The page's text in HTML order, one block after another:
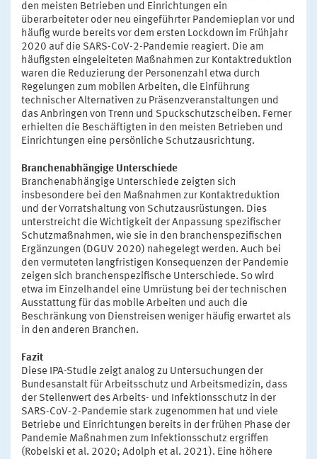
den meisten Betrieben und Einrichtungen ein
überarbeiteter oder neu eingeführter Pandemieplan vor und
häufig wurde bereits vor dem ersten Lockdown im Frühjahr
2020 auf die SARS-CoV-2-Pandemie reagiert. Die am
häufigsten eingeleiteten Maßnahmen zur Kontaktreduktion
waren die Reduzierung der Personenzahl etwa durch
Regelungen zum mobilen Arbeiten, die Einführung
technischer Alternativen zu Präsenzveranstaltungen und
das Anbringen von Trenn und Spuckschutzscheiben. Ferner
erhielten die Beschäftigten in den meisten Betrieben und
Einrichtungen eine persönliche Schutzausrichtung.
Branchenabhängige Unterschiede
Branchenabhängige Unterschiede zeigten sich
insbesondere bei den Maßnahmen zur Kontaktreduktion
und der Vorratshaltung von Schutzausrüstungen. Dies
unterstreicht die Wichtigkeit der Anpassung spezifischer
Schutzmaßnahmen, wie sie in den branchenspezifischen
Ergänzungen (DGUV 2020) nahegelegt werden. Auch bei
den vermuteten langfristigen Konsequenzen der Pandemie
zeigen sich branchenspezifische Unterschiede. So wird
etwa im Einzelhandel eine Umrüstung bei der technischen
Ausstattung für das mobile Arbeiten und auch die
Beschränkung von Dienstreisen weniger häufig erwartet als
in den anderen Branchen.
Fazit
Diese IPA-Studie zeigt analog zu Untersuchungen der
Bundesanstalt für Arbeitsschutz und Arbeitsmedizin, dass
der Stellenwert des Arbeits- und Infektionsschutz in der
SARS-CoV-2-Pandemie stark zugenommen hat und viele
Betriebe und Einrichtungen bereits in der frühen Phase der
Pandemie Maßnahmen zum Infektionsschutz ergriffen
(Robelski et al. 2020; Adolph et al. 2021). Eine höhere